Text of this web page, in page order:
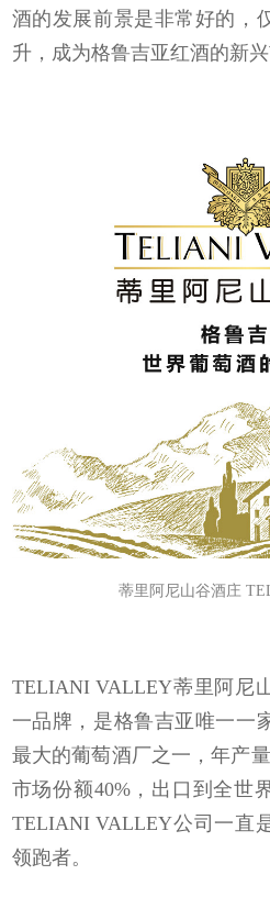
酒的发展前景是非常好的，
升，成为格鲁吉亚红酒的新兴
蒂里阿尼山谷酒庄
TELIANI VALLEY蒂里阿尼
一品牌，是格鲁吉亚唯一一
最大的葡萄酒厂之一，年产
市场份额40%，出口到全世
TELIANI VALLEY公司一直
领跑者。